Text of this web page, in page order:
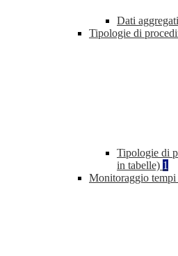
Dati
Tipologie di
Tipologie di
in tabelle) 1
Monitoraggio tempi